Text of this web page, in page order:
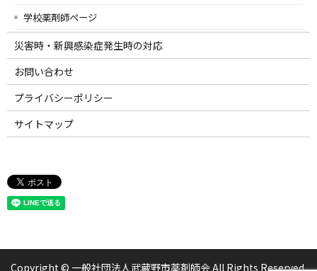
学校薬剤師ページ
災害時・新興感染症発生時の対応
お問い合わせ
プライバシーポリシー
サイトマップ
Copyright © 一般社団法人武蔵野市薬剤師会 All Rights Reserved.